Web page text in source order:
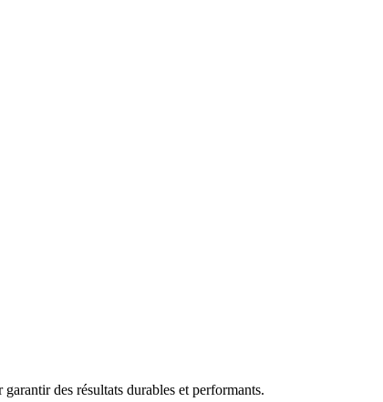
des résultats durables et performants.